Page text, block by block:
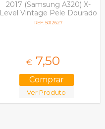
2017 (Samsung A320) X-
Level Vintage Pele Dourado
em Blister
REF: 5012627
€ 7,50
Ver Produto